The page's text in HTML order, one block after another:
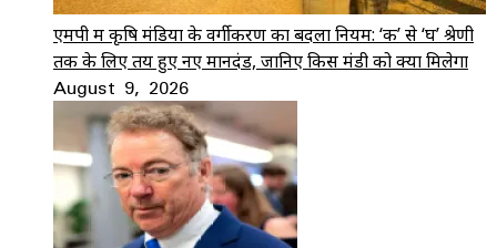
एमपी में कृषि मंडियों के वर्गीकरण का बदला नियम: ‘क’ से ‘घ’ श्रेणी
तक के लिए तय हुए नए मानदंड, जानिए किस मंडी को क्या मिलेगा
August 9, 2026